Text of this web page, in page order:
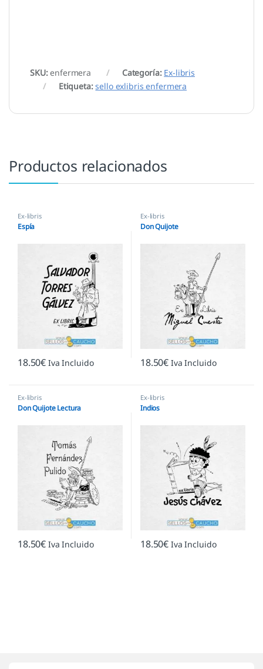
SKU:enfermera Categoría: Ex-libris
Etiqueta:sello exlibris enfermera
Productos relacionados
Ex-libris
Espía
18.50€ Iva Incluido
Ex-libris
Don Quijote
18.50€ Iva Incluido
Ex-libris
Don Quijote Lectura
18.50€ Iva Incluido
Ex-libris
Indios
18.50€ Iva Incluido